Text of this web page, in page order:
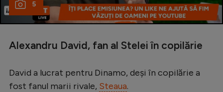
5
Alexandru David, fan al Stelei în copilărie
David a lucrat pentru Dinamo, deși în copilărie a
fost fanul marii rivale, Steaua.